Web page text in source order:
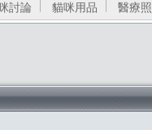
討論 貓咪用品 醫療